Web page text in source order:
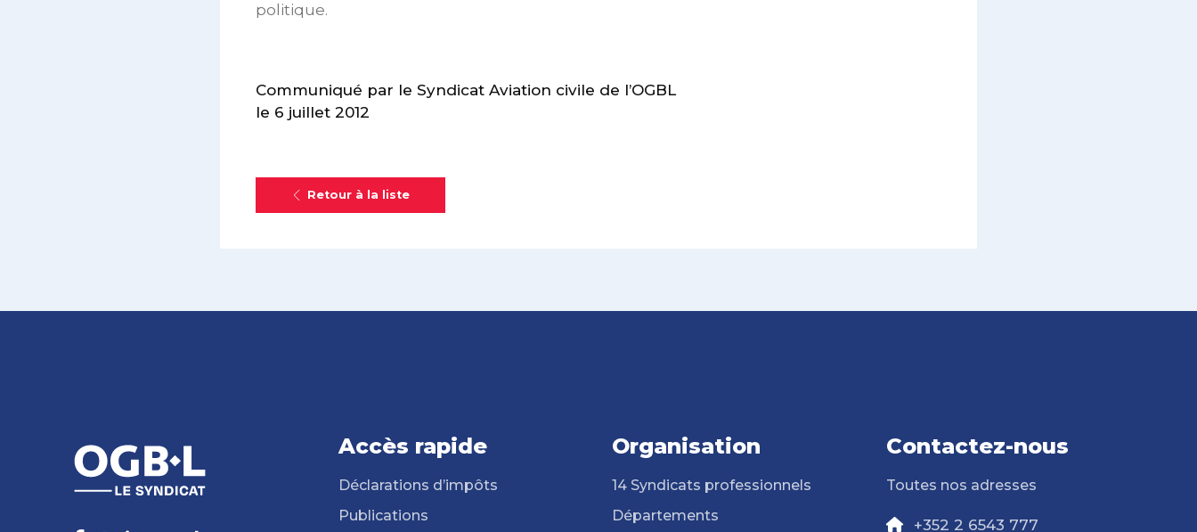
politique.
Communiqué par le Syndicat Aviation civile de l’OGBL
le 6 juillet 2012
Retour à la liste
Accès rapide
Déclarations d’impôts
Publications
Organisation
14 Syndicats professionnels
Départements
Contactez-nous
Toutes nos adresses
+352 2 6543 777